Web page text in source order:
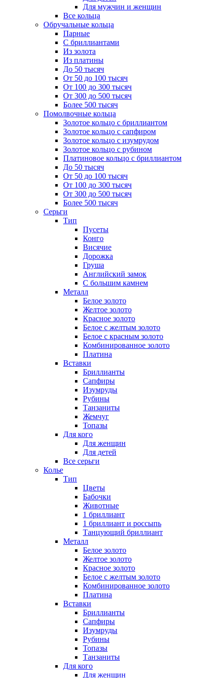
Для мужчин и женщин
Все кольца
Обручальные кольца
Парные
С бриллиантами
Из золота
Из платины
До 50 тысяч
От 50 до 100 тысяч
От 100 до 300 тысяч
От 300 до 500 тысяч
Более 500 тысяч
Помолвочные кольца
Золотое кольцо с бриллиантом
Золотое кольцо с сапфиром
Золотое кольцо с изумрудом
Золотое кольцо с рубином
Платиновое кольцо с бриллиантом
До 50 тысяч
От 50 до 100 тысяч
От 100 до 300 тысяч
От 300 до 500 тысяч
Более 500 тысяч
Серьги
Тип
Пусеты
Конго
Висячие
Дорожка
Груша
Английский замок
С большим камнем
Металл
Белое золото
Желтое золото
Красное золото
Белое с желтым золото
Белое с красным золото
Комбинированное золото
Платина
Вставки
Бриллианты
Сапфиры
Изумруды
Рубины
Танзаниты
Жемчуг
Топазы
Для кого
Для женщин
Для детей
Все серьги
Колье
Тип
Цветы
Бабочки
Животные
1 бриллиант
1 бриллиант и россыпь
Танцующий бриллиант
Металл
Белое золото
Желтое золото
Красное золото
Белое с желтым золото
Комбинированное золото
Платина
Вставки
Бриллианты
Сапфиры
Изумруды
Рубины
Топазы
Танзаниты
Для кого
Для женщин